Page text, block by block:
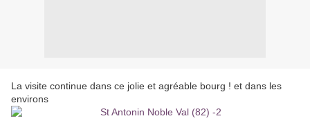
La visite continue dans ce jolie et agréable bourg ! et dans les
environs